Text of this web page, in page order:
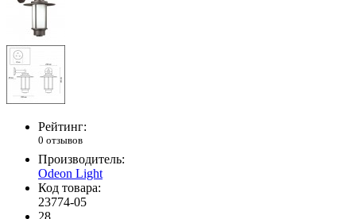
Рейтинг:
0 отзывов
Производитель:
Odeon Light
Код товара:
23774-05
28